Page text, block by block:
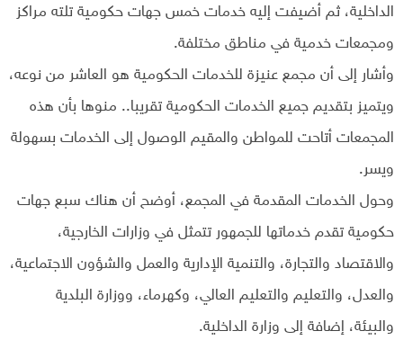
الداخلية، ثم أضيفت إليه خدمات خمس جهات حكومية تلته مراكز
ومجمعات خدمية في مناطق مختلفة.
وأشار إلى أن مجمع عنيزة للخدمات الحكومية هو العاشر من نوعه،
ويتميز بتقديم جميع الخدمات الحكومية تقريبا.. منوها بأن هذه
المجمعات أتاحت للمواطن والمقيم الوصول إلى الخدمات بسهولة
ويسر.
وحول الخدمات المقدمة في المجمع، أوضح أن هناك سبع جهات
حكومية تقدم خدماتها للجمهور تتمثل في وزارات الخارجية،
والاقتصاد والتجارة، والتنمية الإدارية والعمل والشؤون الاجتماعية،
والعدل، والتعليم والتعليم العالي، وكهرماء، ووزارة البلدية
والبيئة، إضافة إلى وزارة الداخلية.